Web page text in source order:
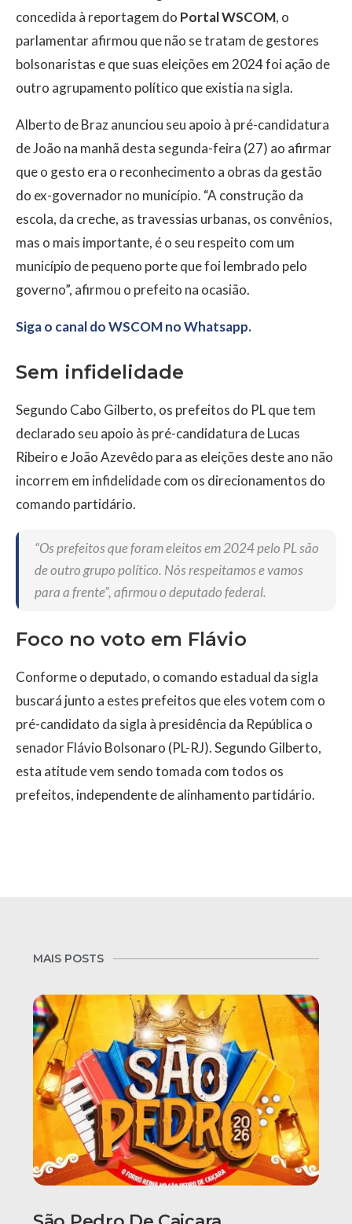
concedida à reportagem do Portal WSCOM, o
parlamentar afirmou que não se tratam de gestores
bolsonaristas e que suas eleições em 2024 foi ação de
outro agrupamento político que existia na sigla.
Alberto de Braz anunciou seu apoio à pré-candidatura
de João na manhã desta segunda-feira (27) ao afirmar
que o gesto era o reconhecimento a obras da gestão
do ex-governador no município. “A construção da
escola, da creche, as travessias urbanas, os convênios,
mas o mais importante, é o seu respeito com um
município de pequeno porte que foi lembrado pelo
governo”, afirmou o prefeito na ocasião.
Siga o canal do WSCOM no Whatsapp.
Sem infidelidade
Segundo Cabo Gilberto, os prefeitos do PL que tem
declarado seu apoio às pré-candidatura de Lucas
Ribeiro e João Azevêdo para as eleições deste ano não
incorrem em infidelidade com os direcionamentos do
comando partidário.
“Os prefeitos que foram eleitos em 2024 pelo PL são
de outro grupo político. Nós respeitamos e vamos
para a frente”, afirmou o deputado federal.
Foco no voto em Flávio
Conforme o deputado, o comando estadual da sigla
buscará junto a estes prefeitos que eles votem com o
pré-candidato da sigla à presidência da República o
senador Flávio Bolsonaro (PL-RJ). Segundo Gilberto,
esta atitude vem sendo tomada com todos os
prefeitos, independente de alinhamento partidário.
MAIS POSTS